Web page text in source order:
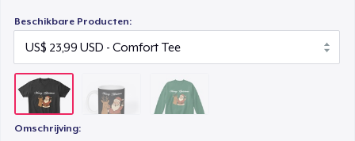
Beschikbare Producten:
Omschrijving: